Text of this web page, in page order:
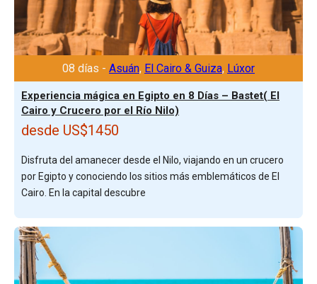
08 días - Asuán, El Cairo & Guiza, Lúxor
Experiencia mágica en Egipto en 8 Días – Bastet( El
Cairo y Crucero por el Río Nilo)
desde US$1450
Disfruta del amanecer desde el Nilo, viajando en un crucero
por Egipto y conociendo los sitios más emblemáticos de El
Cairo. En la capital descubre